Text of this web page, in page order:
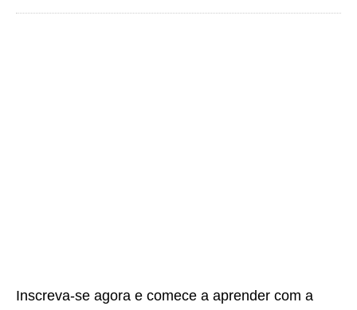
Inscreva-se agora e comece a aprender com a